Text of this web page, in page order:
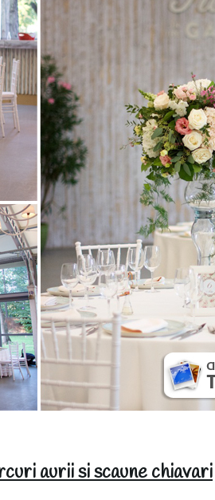
aurii si scaune chiavari